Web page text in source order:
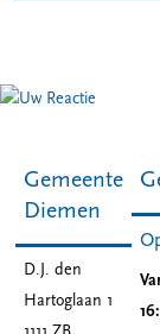
Gemeente
Diemen
D.J. den
Hartoglaan 1